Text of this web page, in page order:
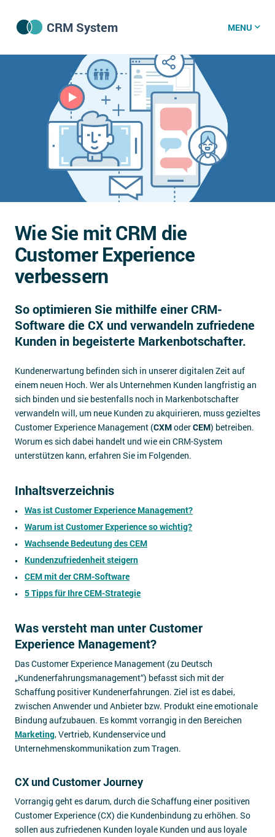
CRM System
CRM Software
CRM Wissenszentrum
CRM News
Was ist CRM?
Offene Stellen bei CRM-Lieferanten
Über uns
DSGVO/GDPR
Kontakt
MENU
Wie Sie mit CRM die
Customer Experience
verbessern
So optimieren Sie mithilfe einer CRM-
Software die CX und verwandeln zufriedene
Kunden in begeisterte Markenbotschafter.
Kundenerwartung befinden sich in unserer digitalen Zeit auf
einem neuen Hoch. Wer als Unternehmen Kunden langfristig an
sich binden und sie bestenfalls noch in Markenbotschafter
verwandeln will, um neue Kunden zu akquirieren, muss gezieltes
Customer Experience Management (CXModerCEM) betreiben.
Worum es sich dabei handelt und wie ein CRM-System
unterstützen kann, erfahren Sie im Folgenden.
Inhaltsverzeichnis
Was ist Customer Experience Management?
Warum ist Customer Experience so wichtig?
Wachsende Bedeutung des CEM
Kundenzufriedenheit steigern
CEM mit der CRM-Software
5 Tipps für Ihre CEM-Strategie
Was versteht man unter Customer
Experience Management?
Das Customer Experience Management (zu Deutsch
„Kundenerfahrungsmanagement“) befasst sich mit der
Schaffung positiver Kundenerfahrungen. Ziel ist es dabei,
zwischen Anwender und Anbieter bzw. Produkt eine emotionale
Bindung aufzubauen. Es kommt vorrangig in den Bereichen
Marketing, Vertrieb, Kundenservice und
Unternehmenskommunikation zum Tragen.
CX und Customer Journey
Vorrangig geht es darum, durch die Schaffung einer positiven
Customer Experience (CX) die Kundenbindung zu erhöhen. So
sollen aus zufriedenen Kunden loyale Kunden und aus loyale